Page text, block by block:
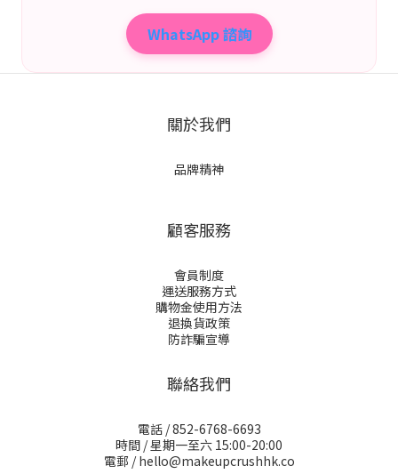
WhatsApp 諮詢
關於我們
品牌精神
顧客服務
會員制度
運送服務方式
購物金使用方法
退換貨政策
防詐騙宣導
聯絡我們
電話 / 852-6768-6693
時間 / 星期一至六 15:00-20:00
電郵 / hello@makeupcrushhk.co